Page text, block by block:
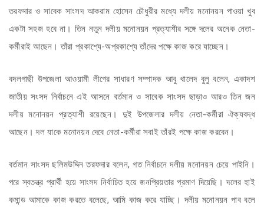
তরফদার ও সাবেক সাংসদ আকরাম হোসেন চৌধুরীর মধ্যে দলীয় মনোনয়ন পাওয়া খুব
একটা সহজ হবে না। তিন নতুন দলীয় মনোনয়ন প্রত্যাশীর সঙ্গে দলের অনেক নেতা-
কর্মীরাই আছেন। তাঁরা প্রকাশ্যে-অপ্রকাশ্যে তাঁদের পক্ষে কাজ করে যাচ্ছেন।
বদলগাছী উপজেলা আওয়ামী লীগের সাধারণ সম্পাদক আবু খালেদ বুলু বলেন, একাদশ
জাতীয় সংসদ নির্বাচনে এই আসনে বর্তমান ও সাবেক সাংসদ ছাড়াও আরও তিন জন
দলীয় মনোনয়ন প্রত্যাশী রয়েছেন। দুই উপজেলার দলীয় নেতা-কর্মীরা ঐক্যবদ্ধ
আছেন। দল যাকে মনোনয়ন দেবে নেতা-কর্মীরা সবাই তাঁরই পক্ষে কাজ করবেন।
বর্তমান সাংসদ ছলিমউদ্দিন তরফদার বলেন, গত নির্বাচনে দলীয় মনোনয়ন চেয়ে পাইনি।
পরে স্বতন্ত্র প্রার্থী হয়ে সাংসদ নির্বাচিত হয়ে জনপ্রিয়তার প্রমাণ দিয়েছি। দলের হাই
কমান্ড আমাকে কাজ করতে বলেছে, আমি কাজ করে যাচ্ছি। দলীয় মনোনয়ন পাব বলে